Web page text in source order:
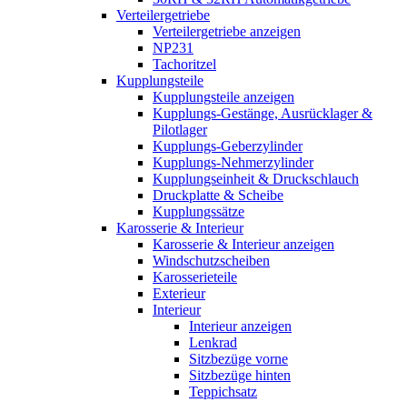
Verteilergetriebe
Verteilergetriebe anzeigen
NP231
Tachoritzel
Kupplungsteile
Kupplungsteile anzeigen
Kupplungs-Gestänge, Ausrücklager &
Pilotlager
Kupplungs-Geberzylinder
Kupplungs-Nehmerzylinder
Kupplungseinheit & Druckschlauch
Druckplatte & Scheibe
Kupplungssätze
Karosserie & Interieur
Karosserie & Interieur anzeigen
Windschutzscheiben
Karosserieteile
Exterieur
Interieur
Interieur anzeigen
Lenkrad
Sitzbezüge vorne
Sitzbezüge hinten
Teppichsatz